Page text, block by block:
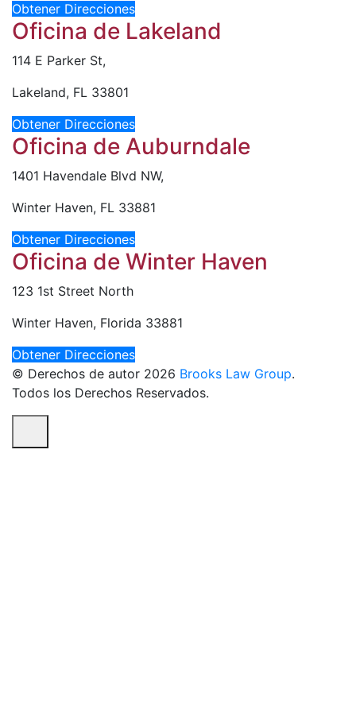
Obtener Direcciones
Oficina de Lakeland
114 E Parker St,
Lakeland, FL 33801
Obtener Direcciones
Oficina de Auburndale
1401 Havendale Blvd NW,
Winter Haven, FL 33881
Obtener Direcciones
Oficina de Winter Haven
123 1st Street North
Winter Haven, Florida 33881
Obtener Direcciones
© Derechos de autor 2026 Brooks Law Group.
Todos los Derechos Reservados.